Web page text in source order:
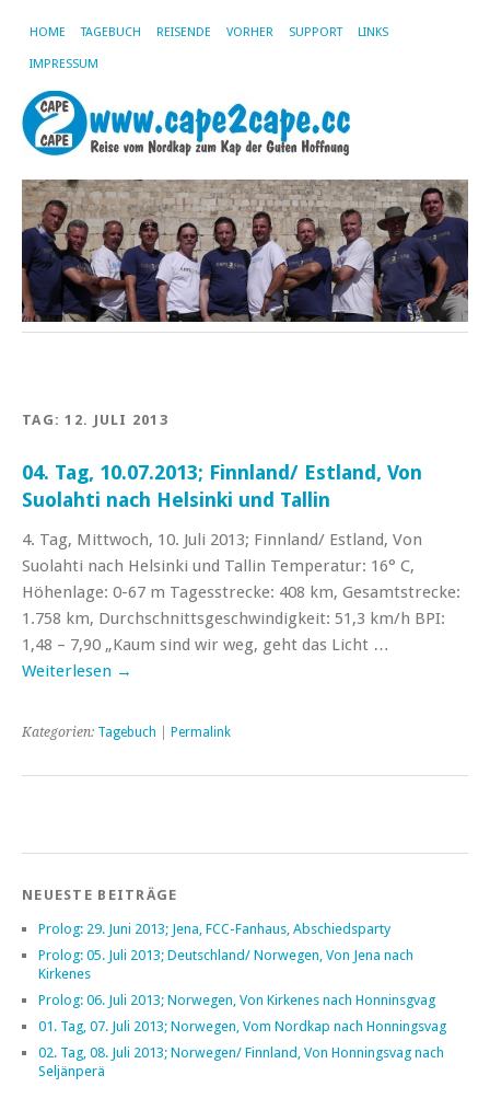
HOME TAGEBUCH REISENDE VORHER SUPPORT LINKS
IMPRESSUM
TAG:12. JULI 2013
04. Tag, 10.07.2013; Finnland/ Estland, Von
Suolahti nach Helsinki und Tallin
4. Tag, Mittwoch, 10. Juli 2013; Finnland/ Estland, Von
Suolahti nach Helsinki und Tallin Temperatur: 16° C,
Höhenlage: 0-67 m Tagesstrecke: 408 km, Gesamtstrecke:
1.758 km, Durchschnittsgeschwindigkeit: 51,3 km/h BPI:
1,48 – 7,90 „Kaum sind wir weg, geht das Licht …
Weiterlesen →
Kategorien: Tagebuch Permalink
NEUESTE BEITRÄGE
Prolog: 29. Juni 2013; Jena, FCC-Fanhaus, Abschiedsparty
Prolog: 05. Juli 2013; Deutschland/ Norwegen, Von Jena nach
Kirkenes
Prolog: 06. Juli 2013; Norwegen, Von Kirkenes nach Honninsgvag
01. Tag, 07. Juli 2013; Norwegen, Vom Nordkap nach Honningsvag
02. Tag, 08. Juli 2013; Norwegen/ Finnland, Von Honningsvag nach
Seljänperä